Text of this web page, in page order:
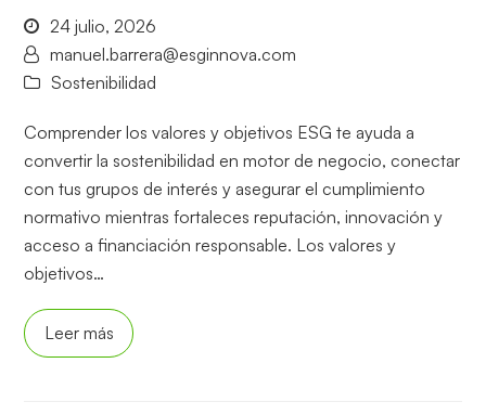
24 julio, 2026
manuel.barrera@esginnova.com
Sostenibilidad
Comprender los valores y objetivos ESG te ayuda a
convertir la sostenibilidad en motor de negocio, conectar
con tus grupos de interés y asegurar el cumplimiento
normativo mientras fortaleces reputación, innovación y
acceso a financiación responsable. Los valores y
objetivos…
Leer más